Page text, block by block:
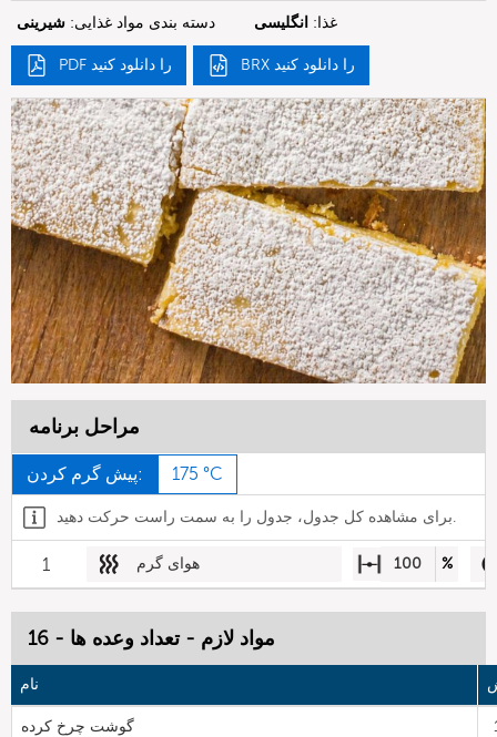
دسته بندی مواد غذایی: شیرینی غذا: انگلیسی
PDF را دانلود کنید BRX را دانلود کنید
مراحل برنامه
پیش گرم کردن: 175 °C
برای مشاهده کل جدول، جدول را به سمت راست حرکت دهید.
1 هوای گرم 100 %
مواد لازم - تعداد وعده ها - 16
نام
گوشت چرخ کرده